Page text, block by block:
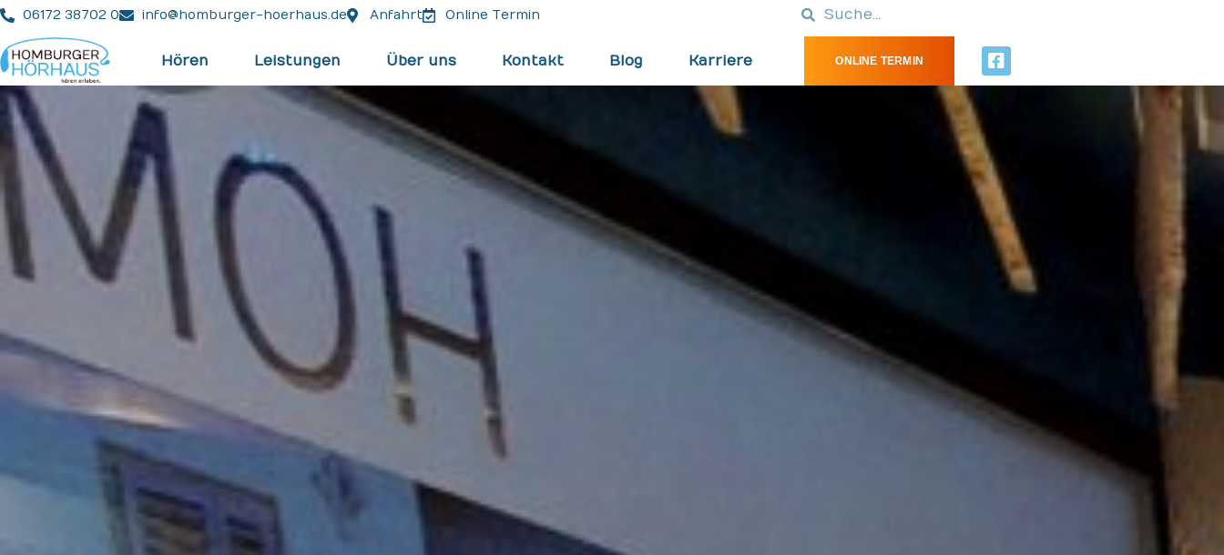
06172 38702 0 info@homburger-hoerhaus.de Anfahrt Online Termin
Hören Leistungen Über uns Kontakt Blog Karriere ONLINE TERMIN